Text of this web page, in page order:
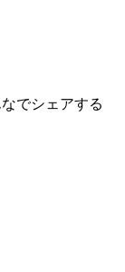
でシェアする